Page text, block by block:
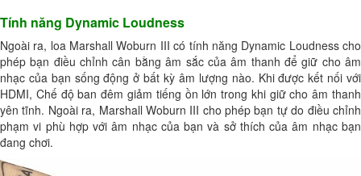
Tính năng Dynamic Loudness
Ngoài ra, loa Marshall Woburn III có tính năng Dynamic Loudness cho
phép bạn điều chỉnh cân bằng âm sắc của âm thanh để giữ cho âm
nhạc của bạn sống động ở bất kỳ âm lượng nào. Khi được kết nối với
HDMI, Chế độ ban đêm giảm tiếng ồn lớn trong khi giữ cho âm thanh
yên tĩnh. Ngoài ra, Marshall Woburn III cho phép bạn tự do điều chỉnh
phạm vi phù hợp với âm nhạc của bạn và sở thích của âm nhạc bạn
đang chơi.